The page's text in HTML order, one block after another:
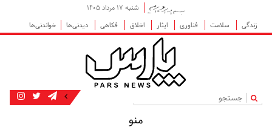
شنبه ۱۷ مرداد ۱۴۰۵
زندگی
سلامت فناوری ایثار اخلاق فکاهی دیدنی‌ها خواندنی‌ها
|
منو